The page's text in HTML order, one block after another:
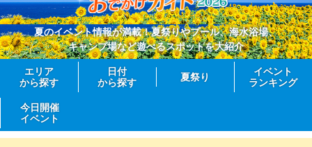
夏のイベント情報が満載！夏祭りやプール、海水浴場、
キャンプ場など遊べるスポットを大紹介
エリア
から探す
日付
から探す
夏祭り
イベント
ランキング
今日開催
イベント